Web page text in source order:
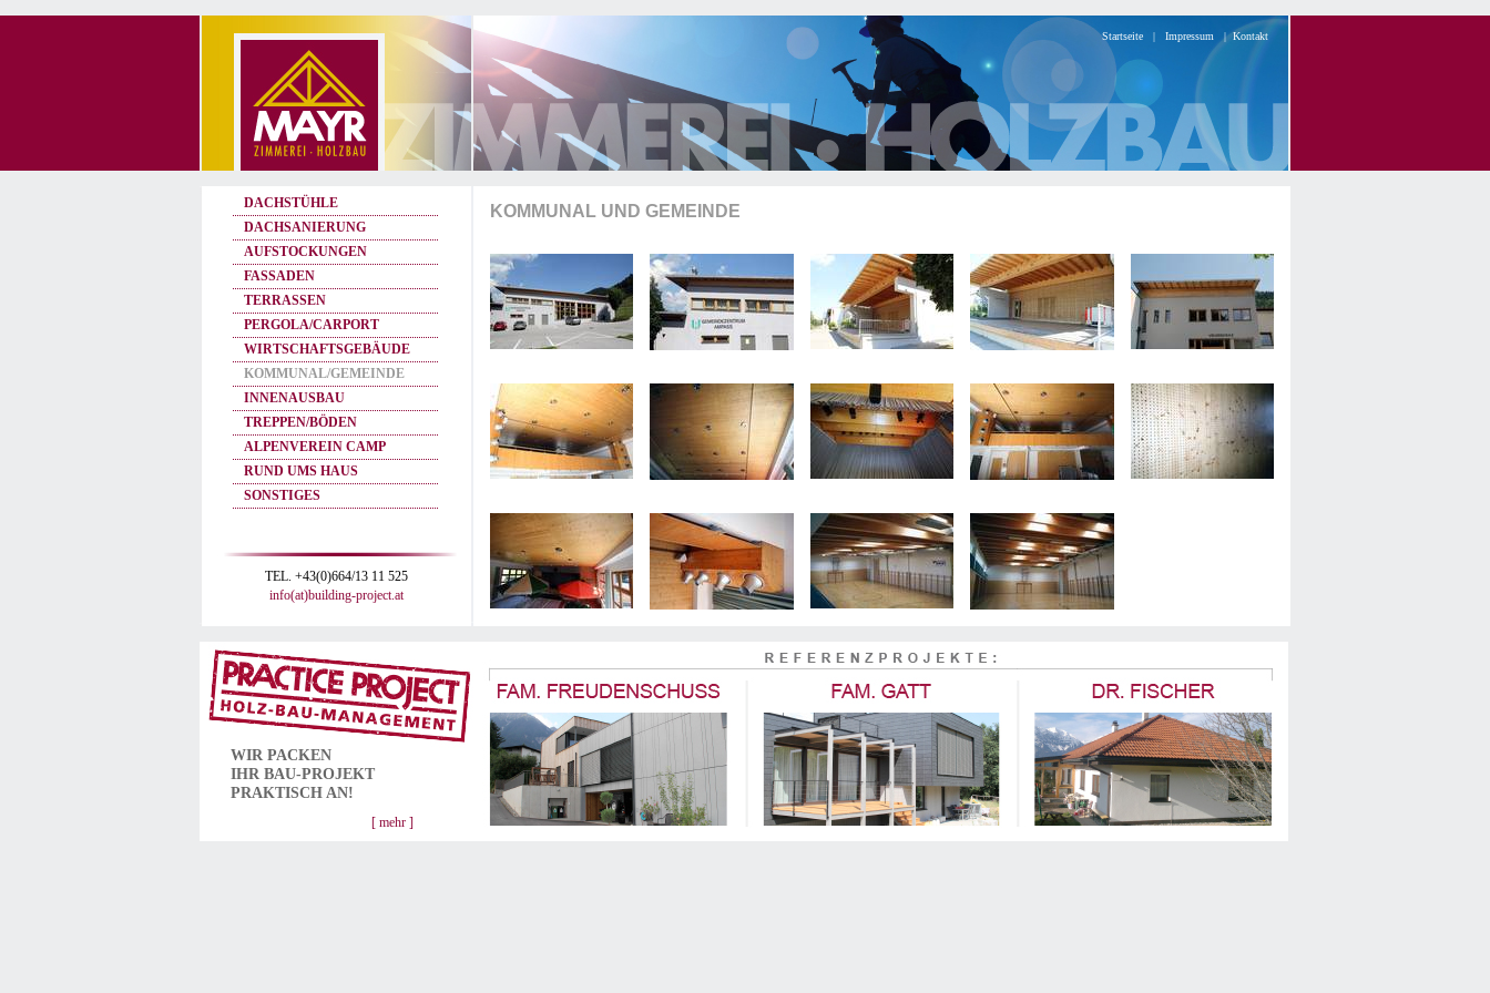
Startseite | Impressum | Kontakt
DACHSTÜHLE
DACHSANIERUNG
AUFSTOCKUNGEN
FASSADEN
TERRASSEN
PERGOLA/CARPORT
WIRTSCHAFTSGEBÄUDE
KOMMUNAL/GEMEINDE
INNENAUSBAU
TREPPEN/BÖDEN
ALPENVEREIN CAMP
RUND UMS HAUS
SONSTIGES
TEL. +43(0)664/13 11 525
info(at)building-project.at
KOMMUNAL UND GEMEINDE
WIR PACKEN
IHR BAU-PROJEKT
PRAKTISCH AN!
[ mehr ]